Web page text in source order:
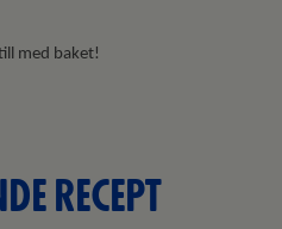
med baket!
RECEPT